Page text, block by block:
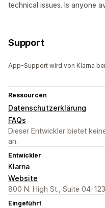
technical issues. Is anyone
Support
App-Support wird von Klarna
Ressourcen
Datenschutzerklärung
FAQs
Dieser Entwickler bietet
an.
Entwickler
Klarna
Website
800 N. High St., Suite 04-
Eingeführt